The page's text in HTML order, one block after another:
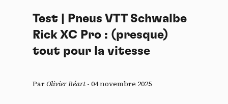
Test | Pneus VTT Schwalbe
Rick XC Pro : (presque)
tout pour la vitesse
ParOlivier Béart- 04 novembre 2025